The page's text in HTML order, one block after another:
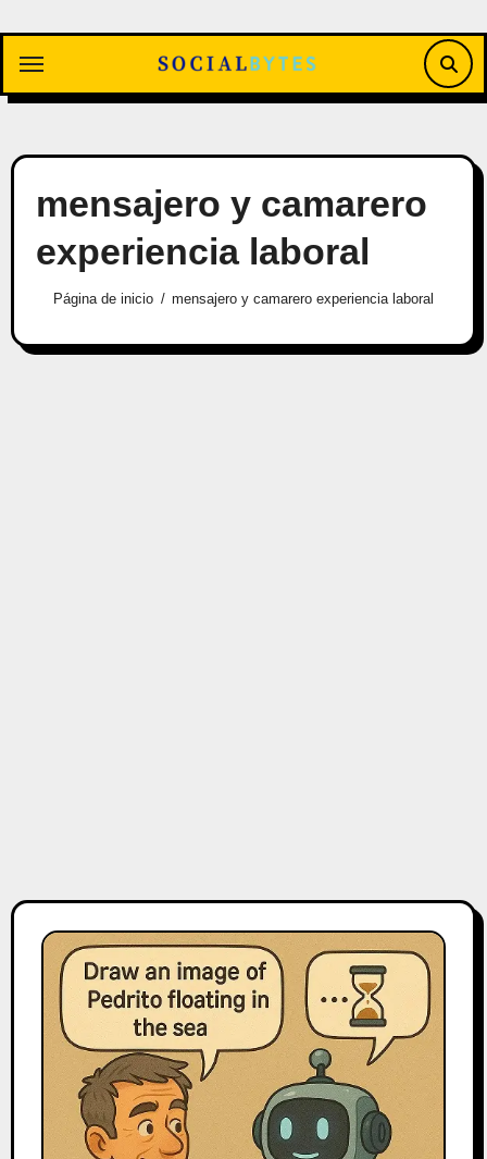
contenido
mensajero y camarero
experiencia laboral
Página de inicio mensajero y camarero experiencia laboral